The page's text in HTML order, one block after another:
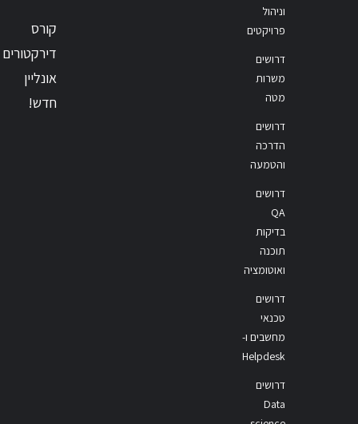
וניהול
פרויקטים
דרושים
משרות
מטה
דרושים
הדרכה
והטמעה
דרושים
QA
בדיקות
תוכנה
ואוטומציה
דרושים
טכנאי
מחשבים ו-
Helpdesk
דרושים
Data
קורס
דירקטורים
אונליין
חדש!